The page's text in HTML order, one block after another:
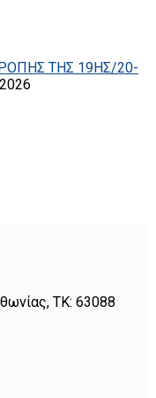
ΤΗΣ 19ΗΣ/20-
ΤΚ: 63088